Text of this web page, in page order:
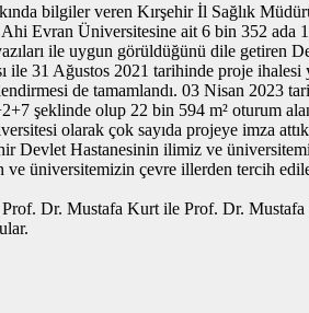
bilgiler veren Kırşehir İl Sağlık
Ahi Evran Üniversitesine ait 6 bin 352
ile uygun görüldüğünü dile getiren
31 Ağustos 2021 tarihinde proje
de tamamlandı. 03 Nisan 2023
şeklinde olup 22 bin 594 m² oturum
olarak çok sayıda projeye imza
Devlet Hastanesinin ilimiz ve
üniversitemizin çevre illerden tercih
Prof. Dr. Mustafa Kurt ile Prof. Dr.